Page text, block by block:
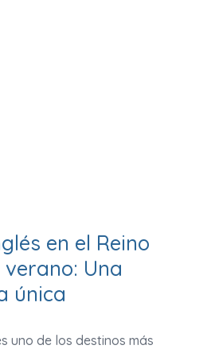
en el Reino
Una
única
uno de los destinos más